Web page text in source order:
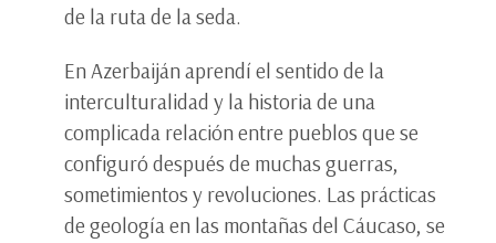
de la ruta de la seda.
En Azerbaiján aprendí el sentido de la
interculturalidad y la historia de una
complicada relación entre pueblos que se
configuró después de muchas guerras,
sometimientos y revoluciones. Las prácticas
de geología en las montañas del Cáucaso, se